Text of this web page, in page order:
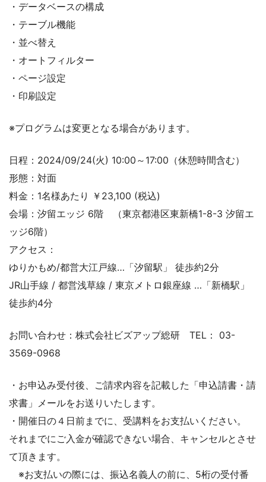
・データベースの構成
・テーブル機能
・並べ替え
・オートフィルター
・ページ設定
・印刷設定
※プログラムは変更となる場合があります。
日程：2024/09/24(火) 10:00～17:00（休憩時間含む）
形態：対面
料金：1名様あたり ￥23,100 (税込)
会場：汐留エッジ 6階 （東京都港区東新橋1-8-3 汐留エ
ッジ6階）
アクセス：
ゆりかもめ/都営大江戸線…「汐留駅」 徒歩約2分
JR山手線 / 都営浅草線 / 東京メトロ銀座線 …「新橋駅」
徒歩約4分
お問い合わせ：株式会社ビズアップ総研 TEL： 03-
3569-0968
・お申込み受付後、ご請求内容を記載した「申込請書・請
求書」メールをお送りいたします。
・開催日の４日前までに、受講料をお支払いください。
それまでにご入金が確認できない場合、キャンセルとさせ
て頂きます。
※お支払いの際には、振込名義人の前に、5桁の受付番